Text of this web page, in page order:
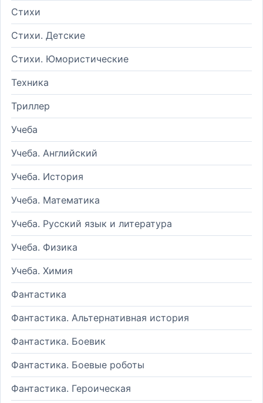
Стихи
Стихи. Детские
Стихи. Юмористические
Техника
Триллер
Учеба
Учеба. Английский
Учеба. История
Учеба. Математика
Учеба. Русский язык и литература
Учеба. Физика
Учеба. Химия
Фантастика
Фантастика. Альтернативная история
Фантастика. Боевик
Фантастика. Боевые роботы
Фантастика. Героическая